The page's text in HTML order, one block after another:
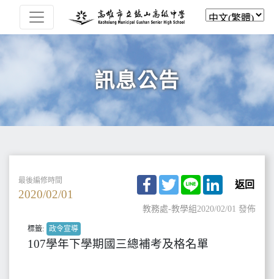
訊息公告
最後編修時間
2020/02/01
Facebook
TwitterLine LinkedIn
返回
教務處-教學組2020/02/01 發佈
標籤: 政令宣導
107學年下學期國三總補考及格名單